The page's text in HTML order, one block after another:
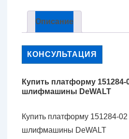
Описание
КОНСУЛЬТАЦИЯ
Купить платформу 151284-
шлифмашины DeWALT
Купить платформу 151284-02
шлифмашины DeWALT